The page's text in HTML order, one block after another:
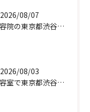
2026/08/07
美容院の東京都渋谷区恵比寿求人募集で理想の働き方と職場選びを徹底解説
2026/08/03
美容室で東京都渋谷区代官山町のスキルアップを目指す最新ガイド